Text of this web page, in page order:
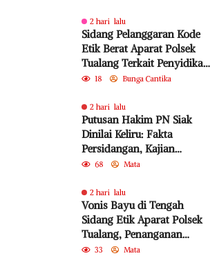
2 hari lalu
Sidang Pelanggaran Kode
Etik Berat Aparat Polsek
Tualang Terkait Penyidikan
Perkara Bayu
18 Bunga Cantika
2 hari lalu
Putusan Hakim PN Siak
Dinilai Keliru: Fakta
Persidangan, Kajian
Akademik, dan SEMA No. 4
68 Mata
2 hari lalu
Vonis Bayu di Tengah
Sidang Etik Aparat Polsek
Tualang, Penanganan
Perkara Kembali Jadi
33 Mata